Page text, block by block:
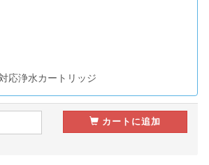
応浄水カートリッジ
カートに追加